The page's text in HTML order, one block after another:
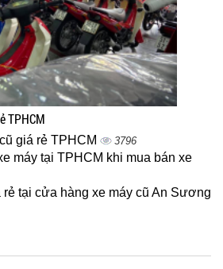
TPHCM
giá rẻ TPHCM 3796
máy tại TPHCM khi mua bán xe
rẻ tại cửa hàng xe máy cũ An Sương